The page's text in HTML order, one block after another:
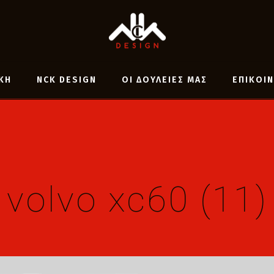
NCK DESIGN ΟΙ ΔΟΥΛΕΙΕΣ ΜΑΣ
volvo xc60 (11)